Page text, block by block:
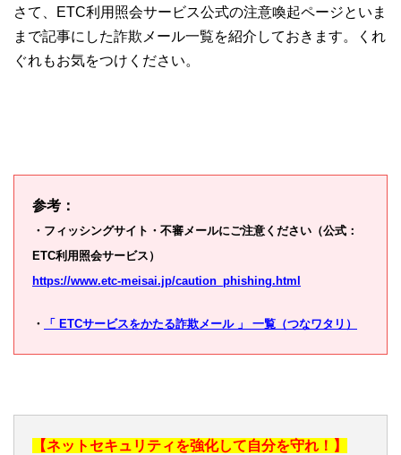
さて、ETC利用照会サービス公式の注意喚起ページといま
まで記事にした詐欺メール一覧を紹介しておきます。くれ
ぐれもお気をつけください。
参考：
・フィッシングサイト・不審メールにご注意ください（公式：
ETC利用照会サービス）
https://www.etc-meisai.jp/caution_phishing.html
・ 「 ETCサービスをかたる詐欺メール 」 一覧（つなワタリ）
【ネットセキュリティを強化して自分を守れ！】